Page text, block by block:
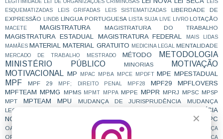
✕
LEGITIMIDADE LEI DE ORGANIZAÇÕES CRIMINOSAS
LEIS
ESQUEMATIZADAS
LEIS GRIFADAS LEIS SISTEMATIZADAS
LIBERDADE DE
EXPRESSÃO
LINDB LÍNGUA PORTUGUESA LISTA SUJA LIVE LIVRO LOTAÇÃO
MACETE MAGISTRATURA MAGISTRATURA DO TRABALHO
MAGISTRATURA ESTADUAL MAGISTRATURA FEDERAL
MAIS LIDAS
MAMÃES MATERIAL MATERIAL GRATUITO MEDICINA LEGAL MENTALIDADE
MERCADO DE TRABALHO MESTRADO MÉTODO
METODOLOGIA
MINISTÉRIO PÚBLICO
MINORIAS
MOTIVAÇÃO
MOTIVACIONAL
MP MPAC MPBA MPCE MPDFT MPE MPESTADUAL
MPF MPF 29 MPF; DIREITO PENAL MPF28 MPF29
MPFLOVERS
MPFTEAM MPMG MPMS MPMT MPPA MPPE MPPR MPRJ MPSC MPSP
MPT
MPTEAM MPU MUDANÇA DE JURISPRUDÊNCIA
MUDANÇA
LEGISLATIVA
NOTÍCIA
NOTÍCIADECONCURSO
NOVAS SÚMULAS NOVO CPC
OAB OAB; CONCURSO; MOTIVAÇÃO; OBJETIVA OFICIAL DE JUSTIÇA
ORGANIZAÇÃO PATRIMÔNIO PÚBLICO PC
PEÇA